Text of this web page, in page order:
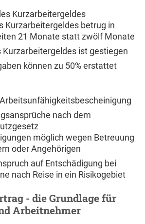
Kurzarbeitergeldes
Kurzarbeitergeldes betrug in
21 Monate statt zwölf Monate
Kurzarbeitergeldes ist gestiegen
können zu 50% erstattet
nach dem
möglich wegen Betreuung
oder Angehörigen
auf Entschädigung bei
nach Reise in ein Risikogebiet
- die Grundlage für
Arbeitnehmer